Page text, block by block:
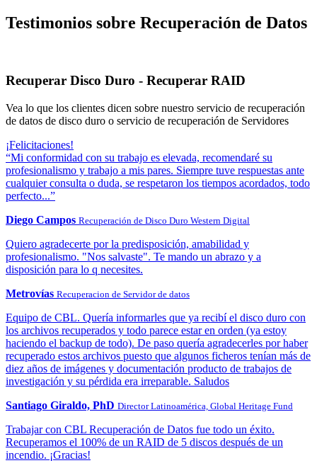
Testimonios sobre Recuperación de Datos
Recuperar Disco Duro - Recuperar RAID
Vea lo que los clientes dicen sobre nuestro servicio de recuperación
de datos de disco duro o servicio de recuperación de Servidores
¡Felicitaciones!
“Mi conformidad con su trabajo es elevada, recomendaré su
profesionalismo y trabajo a mis pares. Siempre tuve respuestas ante
cualquier consulta o duda, se respetaron los tiempos acordados, todo
perfecto...”
Diego Campos Recuperación de Disco Duro Western Digital
Quiero agradecerte por la predisposición, amabilidad y
profesionalismo. "Nos salvaste". Te mando un abrazo y a
disposición para lo q necesites.
Metrovías Recuperacion de Servidor de datos
Equipo de CBL. Quería informarles que ya recibí el disco duro con
los archivos recuperados y todo parece estar en orden (ya estoy
haciendo el backup de todo). De paso quería agradecerles por haber
recuperado estos archivos puesto que algunos ficheros tenían más de
diez años de imágenes y documentación producto de trabajos de
investigación y su pérdida era irreparable. Saludos
Santiago Giraldo, PhD Director Latinoamérica, Global Heritage Fund
Trabajar con CBL Recuperación de Datos fue todo un éxito.
Recuperamos el 100% de un RAID de 5 discos después de un
incendio. ¡Gracias!